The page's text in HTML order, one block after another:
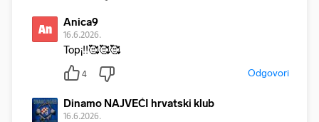
An Anica9
16.6.2026.
Top¡!!🥰🥰🥰
4 Odgovori
Dinamo NAJVEĆI hrvatski klub
16.6.2026.